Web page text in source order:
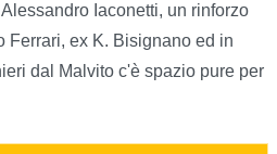
Iaconetti, un rinforzo
Ferrari, ex K. Bisignano ed in
dal Malvito c'è spazio pure per